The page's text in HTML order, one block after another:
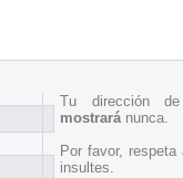
Tu dirección
mostraránunca.
Por favor,
insultes.